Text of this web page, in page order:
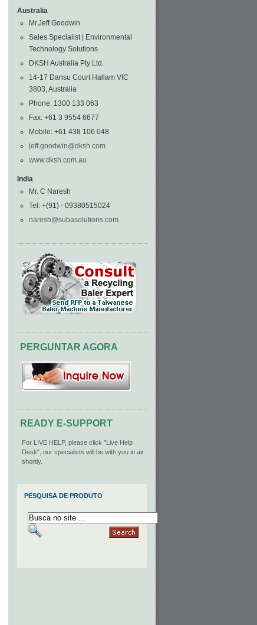
Australia
Mr.Jeff Goodwin
Sales Specialist | Environmental
Technology Solutions
DKSH Australia Pty Ltd.
14-17 Dansu Court Hallam VIC
3803, Australia
Phone: 1300 133 063
Fax: +61 3 9554 6677
Mobile: +61 438 106 048
jeff.goodwin@dksh.com
www.dksh.com.au
India
Mr. C Naresh
Tel: +(91) - 09380515024
naresh@subasolutions.com
PERGUNTAR AGORA
READY E-SUPPORT
For LIVE HELP, please click "Live Help
Desk", our specialists will be with you in air
shortly.
PESQUISA DE PRODUTO